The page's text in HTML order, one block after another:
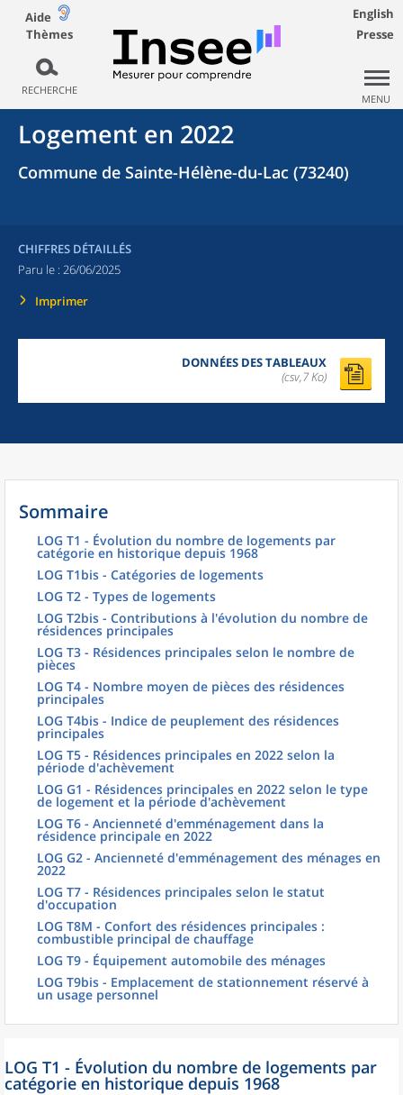
Aide
Thèmes
RECHERCHE
English
Presse
MENU
Logement en 2022
Commune de Sainte-Hélène-du-Lac (73240)
CHIFFRES DÉTAILLÉS
Paru le : 26/06/2025
Imprimer
DONNÉES DES TABLEAUX
(csv,7 Ko)
Sommaire
LOG T1 - Évolution du nombre de logements par
catégorie en historique depuis 1968
LOG T1bis - Catégories de logements
LOG T2 - Types de logements
LOG T2bis - Contributions à l'évolution du nombre de
résidences principales
LOG T3 - Résidences principales selon le nombre de
pièces
LOG T4 - Nombre moyen de pièces des résidences
principales
LOG T4bis - Indice de peuplement des résidences
principales
LOG T5 - Résidences principales en 2022 selon la
période d'achèvement
LOG G1 - Résidences principales en 2022 selon le type
de logement et la période d'achèvement
LOG T6 - Ancienneté d'emménagement dans la
résidence principale en 2022
LOG G2 - Ancienneté d'emménagement des ménages en
2022
LOG T7 - Résidences principales selon le statut
d'occupation
LOG T8M - Confort des résidences principales :
combustible principal de chauffage
LOG T9 - Équipement automobile des ménages
LOG T9bis - Emplacement de stationnement réservé à
un usage personnel
LOG T1 - Évolution du nombre de logements par
catégorie en historique depuis 1968